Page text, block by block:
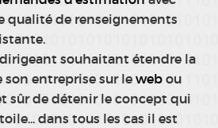
qualité de renseignements
dirigeant souhaitant étendre la
son entreprise sur leweb ou
sûr de détenir le concept qui
dans tous les cas il est